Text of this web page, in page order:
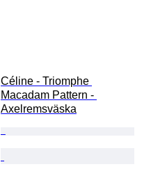
Céline - Triomphe
Macadam Pattern -
Axelremsväska